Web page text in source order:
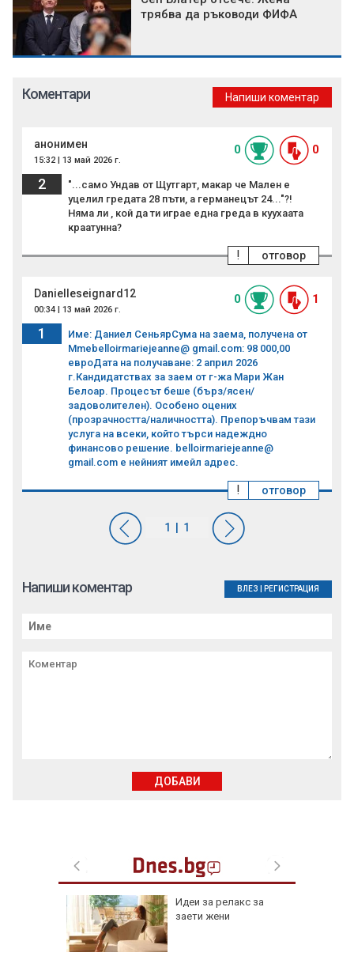
трябва да ръководи ФИФА
Идеи за релакс за
заети жени
Коментари Напиши коментар
анонимен
15:32 | 13 май 2026 г.
0 0
2
"...само Ундав от Щутгарт, макар че Мален е
уцелил гредата 28 пъти, а германецът 24..."?!
Няма ли , кой да ти играе една греда в куухаата
краатунна?
отговор
!
Danielleseignard12
00:34 | 13 май 2026 г.
0 1
1
Име: Даниел СеньярСума на заема, получена от
Mmebelloirmariejeanne@ gmail.com: 98 000,00
евроДата на получаване: 2 април 2026
г.Кандидатствах за заем от г-жа Мари Жан
Белоар. Процесът беше (бърз/ясен/
задоволителен). Особено оцених
(прозрачността/наличността). Препоръчвам тази
услуга на всеки, който търси надеждно
финансово решение. belloirmariejeanne@
gmail.com е нейният имейл адрес.
отговор
!
Напиши коментар ВЛЕЗ РЕГИСТРАЦИЯ
ДОБАВИ